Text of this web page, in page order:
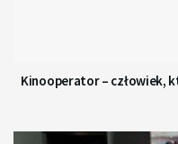
Kinooperator – człowiek,